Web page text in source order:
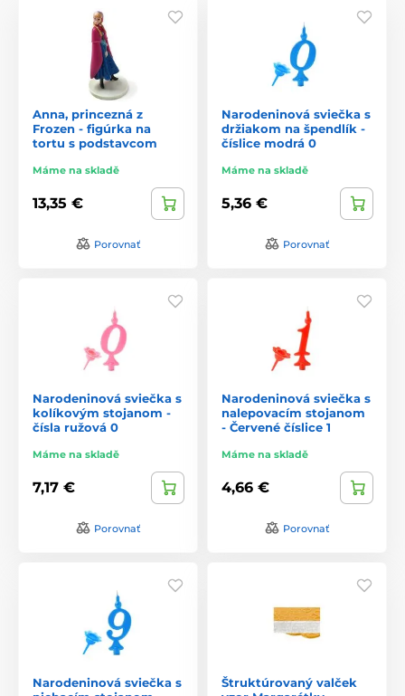
Anna, princezná z
Frozen - figúrka na
tortu s podstavcom
Máme na skladě
13,35 €
Porovnať
Narodeninová sviečka s
držiakom na špendlík -
číslice modrá 0
Máme na skladě
5,36 €
Porovnať
Narodeninová sviečka s
kolíkovým stojanom -
čísla ružová 0
Máme na skladě
7,17 €
Porovnať
Narodeninová sviečka s
nalepovacím stojanom
- Červené číslice 1
Máme na skladě
4,66 €
Porovnať
Narodeninová sviečka s
Štruktúrovaný valček